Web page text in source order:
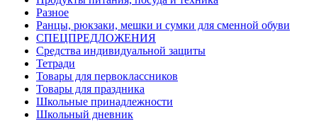
Разное
Ранцы, рюкзаки, мешки и сумки для сменной обуви
СПЕЦПРЕДЛОЖЕНИЯ
Средства индивидуальной защиты
Тетради
Товары для первоклассников
Товары для праздника
Школьные принадлежности
Школьный дневник